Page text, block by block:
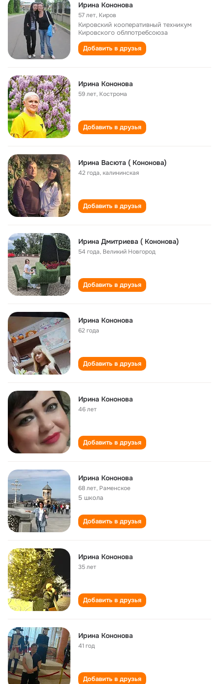
Ирина Кононова
57 лет, Киров
Кировский кооперативный техникум
Кировского облпотребсоюза
Добавить в друзья
Ирина Кононова
59 лет, Кострома
Добавить в друзья
Ирина Васюта ( Кононова)
42 года,калининская
Добавить в друзья
Ирина Дмитриева ( Кононова)
54 года, Великий Новгород
Добавить в друзья
Ирина Кононова
62 года
Добавить в друзья
Ирина Кононова
46 лет
Добавить в друзья
Ирина Кононова
68 лет, Раменское
5 школа
Добавить в друзья
Ирина Кононова
35 лет
Добавить в друзья
Ирина Кононова
41 год
Добавить в друзья